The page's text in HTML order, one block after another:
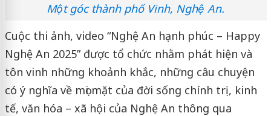
Một góc thành phố Vinh, Nghệ An.
Cuộc thi ảnh, video “Nghệ An hạnh phúc – Happy
Nghệ An 2025” được tổ chức nhằm phát hiện và
tôn vinh những khoảnh khắc, những câu chuyện
có ý nghĩa về mọi mặt của đời sống chính trị, kinh
tế, văn hóa – xã hội của Nghệ An thông qua